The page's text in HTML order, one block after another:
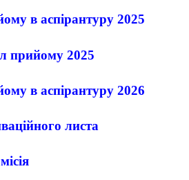
в аспірантуру 2025
прийому 2025
в аспірантуру 2026
листа